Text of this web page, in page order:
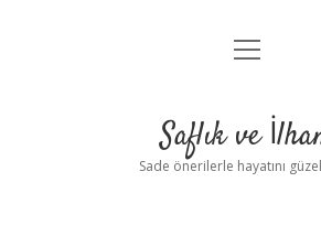
Anasayfa
Yasal Uyarı
menüyü
Saflık ve
Sade önerilerle hayatını